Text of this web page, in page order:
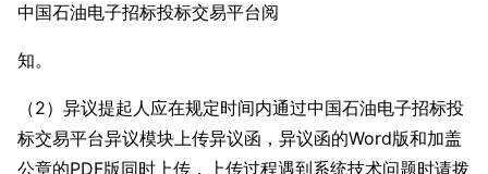
中国石油电子招标投标交易平台阅
知。
（2）异议提起人应在规定时间内通过中国石油电子招标投
标交易平台异议模块上传异议函，异议函的Word版和加盖
公章的PDF版同时上传，上传过程遇到系统技术问题时请拨